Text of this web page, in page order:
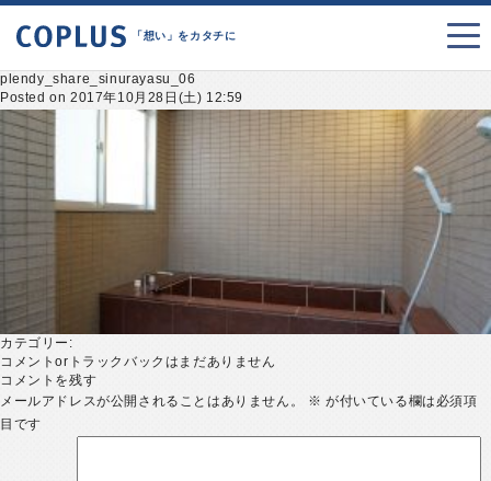
「想い」をカタチに
plendy_share_sinurayasu_06
Posted on 2017年10月28日(土) 12:59
カテゴリー:
コメントorトラックバックはまだありません
コメントを残す
メールアドレスが公開されることはありません。
※ が付いている欄は必須項
目です